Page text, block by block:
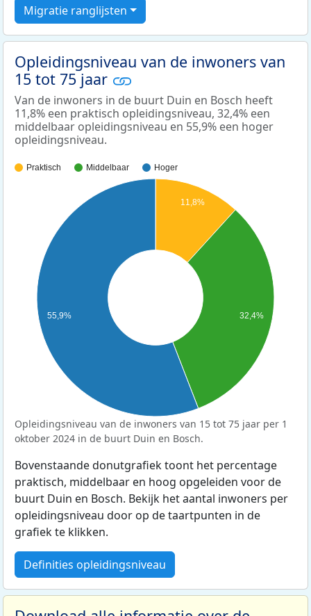
Migratie ranglijsten
Opleidingsniveau van de inwoners van
15 tot 75 jaar
Van de inwoners in de buurt Duin en Bosch heeft
11,8% een praktisch opleidingsniveau, 32,4% een
middelbaar opleidingsniveau en 55,9% een hoger
opleidingsniveau.
Praktisch Middelbaar Hoger
11,8%
32,4%
55,9%
Opleidingsniveau van de inwoners van 15 tot 75 jaar per 1
oktober 2024 in de buurt Duin en Bosch.
Bovenstaande donutgrafiek toont het percentage
praktisch, middelbaar en hoog opgeleiden voor de
buurt Duin en Bosch. Bekijk het aantal inwoners per
opleidingsniveau door op de taartpunten in de
grafiek te klikken.
Definities opleidingsniveau